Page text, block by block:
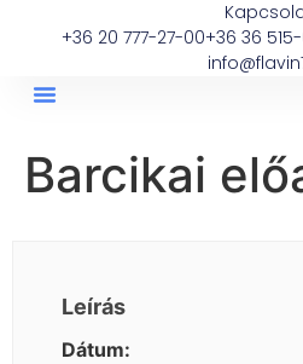
+36 20 777-27-00+36 36
Barcikai
Leírás
Dátum: